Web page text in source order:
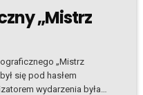
„Mistrz
„Mistrz
się pod hasłem
wydarzenia była